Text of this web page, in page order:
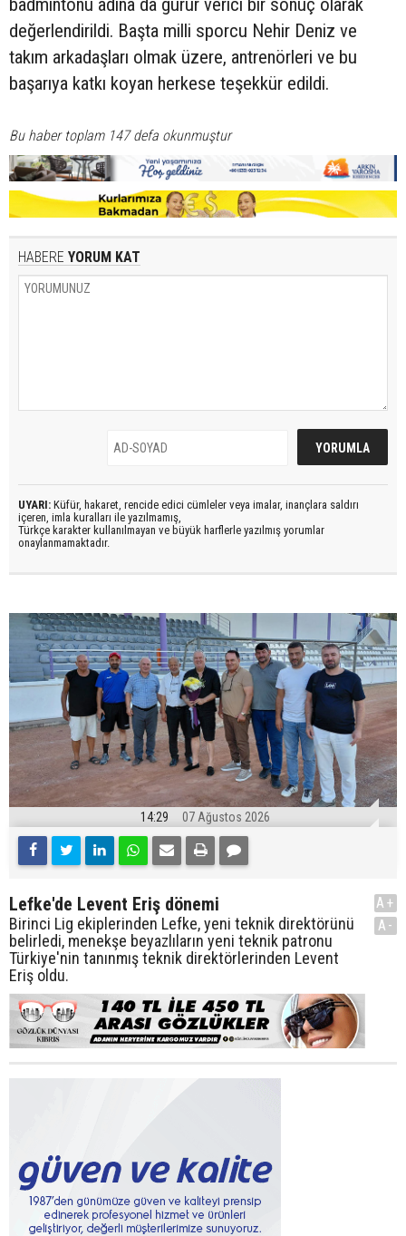
badmintonu adına da gurur verici bir sonuç olarak
değerlendirildi. Başta milli sporcu Nehir Deniz ve
takım arkadaşları olmak üzere, antrenörleri ve bu
başarıya katkı koyan herkese teşekkür edildi.
Bu haber toplam 147 defa okunmuştur
HABERE YORUM KAT
UYARI: Küfür, hakaret, rencide edici cümleler veya imalar, inançlara saldırı
içeren, imla kuralları ile yazılmamış,
Türkçe karakter kullanılmayan ve büyük harflerle yazılmış yorumlar
onaylanmamaktadır.
14:29 07 Ağustos 2026
Lefke'de Levent Eriş dönemi
Birinci Lig ekiplerinden Lefke, yeni teknik direktörünü
belirledi, menekşe beyazlıların yeni teknik patronu
Türkiye'nin tanınmış teknik direktörlerinden Levent
Eriş oldu.
A+
A-